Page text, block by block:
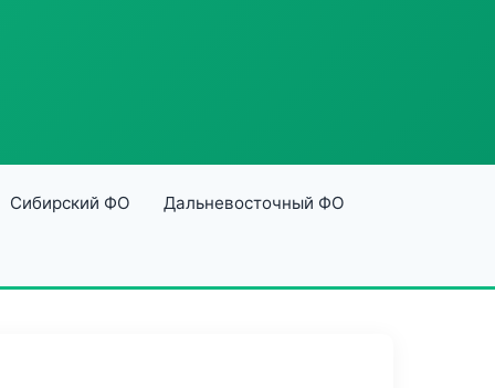
Сибирский ФО Дальневосточный ФО